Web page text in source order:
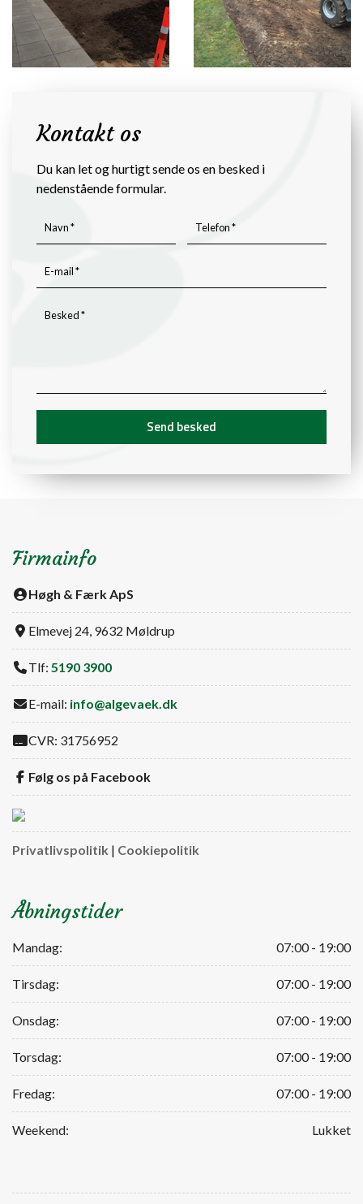
Kontakt os
Du kan let og hurtigt sende os en besked i
nedenstående formular.
Firmainfo
Høgh & Færk ApS
Elmevej 24, 9632 Møldrup
Tlf: 5190 3900
E-mail: info@algevaek.dk
CVR: 31756952
Følg os på Facebook
Privatlivspolitik | Cookiepolitik
Åbningstider
Mandag: 07:00 - 19:00
Tirsdag: 07:00 - 19:00
Onsdag: 07:00 - 19:00
Torsdag: 07:00 - 19:00
Fredag: 07:00 - 19:00
Weekend: Lukket